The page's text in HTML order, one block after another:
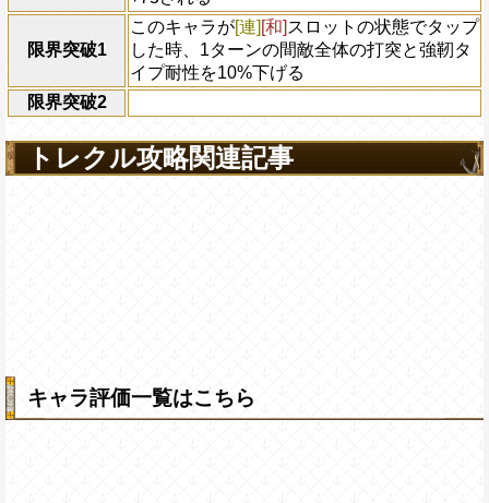
限界突破1
このキャラが[連] [和] スロットの状態でタップ
した時、1ターンの間敵全体の打突と強靭タ
イプ耐性を10%下げる
限界突破2
トレクル攻略関連記事
キャラ評価一覧はこちら